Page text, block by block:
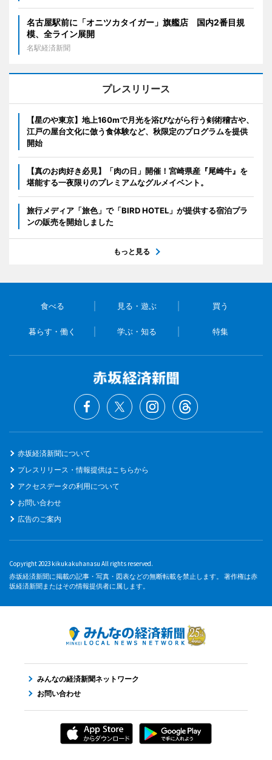
名古屋駅前に「オニツカタイガー」旗艦店 国内2番目規
模、全ライン展開
名駅経済新聞
プレスリリース
【星のや東京】地上160mで月光を浴びながら行う剣術稽古や、
江戸の屋台文化に倣う食体験など、秋限定のプログラムを提供
開始
【真のお肉好き必見】「肉の日」開催！宮崎県産『尾崎牛』を
堪能する一夜限りのプレミアムなグルメイベント。
旅行メディア「旅色」で「BIRD HOTEL」が提供する宿泊プラ
ンの販売を開始しました
もっと見る
食べる 見る・遊ぶ 買う
暮らす・働く 学ぶ・知る 特集
赤坂経済新聞について
プレスリリース・情報提供はこちらから
アクセスデータの利用について
お問い合わせ
広告のご案内
Copyright 2023 kikukakuhanasu All rights reserved.
赤坂経済新聞に掲載の記事・写真・図表などの無断転載を禁止します。 著作権は赤
坂経済新聞またはその情報提供者に属します。
みんなの経済新聞ネットワーク
お問い合わせ